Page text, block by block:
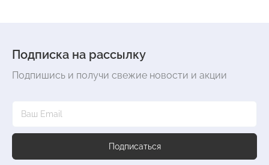
Подписка на рассылку
Подпишись и получи свежие новости и акции
Подписаться